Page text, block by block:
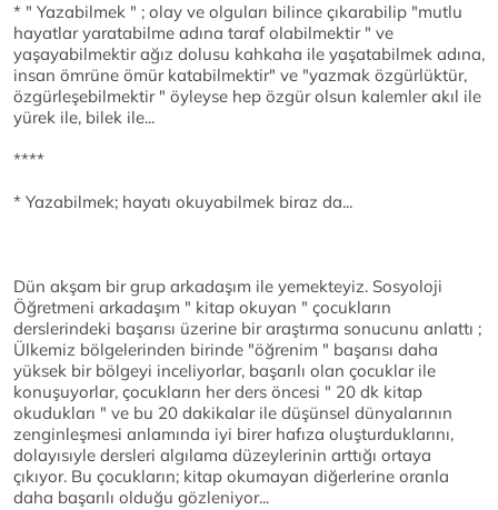
* " Yazabilmek " ; olay ve olguları bilince çıkarabilip "mutlu
hayatlar yaratabilme adına taraf olabilmektir " ve
yaşayabilmektir ağız dolusu kahkaha ile yaşatabilmek adına,
insan ömrüne ömür katabilmektir" ve "yazmak özgürlüktür,
özgürleşebilmektir " öyleyse hep özgür olsun kalemler akıl ile
yürek ile, bilek ile...
****
* Yazabilmek; hayatı okuyabilmek biraz da...
Dün akşam bir grup arkadaşım ile yemekteyiz. Sosyoloji
Öğretmeni arkadaşım " kitap okuyan " çocukların
derslerindeki başarısı üzerine bir araştırma sonucunu anlattı ;
Ülkemiz bölgelerinden birinde "öğrenim " başarısı daha
yüksek bir bölgeyi inceliyorlar, başarılı olan çocuklar ile
konuşuyorlar, çocukların her ders öncesi " 20 dk kitap
okudukları " ve bu 20 dakikalar ile düşünsel dünyalarının
zenginleşmesi anlamında iyi birer hafıza oluşturduklarını,
dolayısıyle dersleri algılama düzeylerinin arttığı ortaya
çıkıyor. Bu çocukların; kitap okumayan diğerlerine oranla
daha başarılı olduğu gözleniyor...